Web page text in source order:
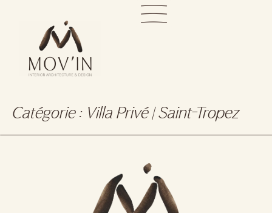
Catégorie : Villa Privé | Saint-Tropez